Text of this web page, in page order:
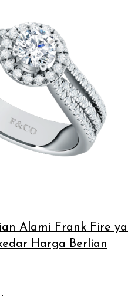
Alami Frank Fire
Harga Berlian